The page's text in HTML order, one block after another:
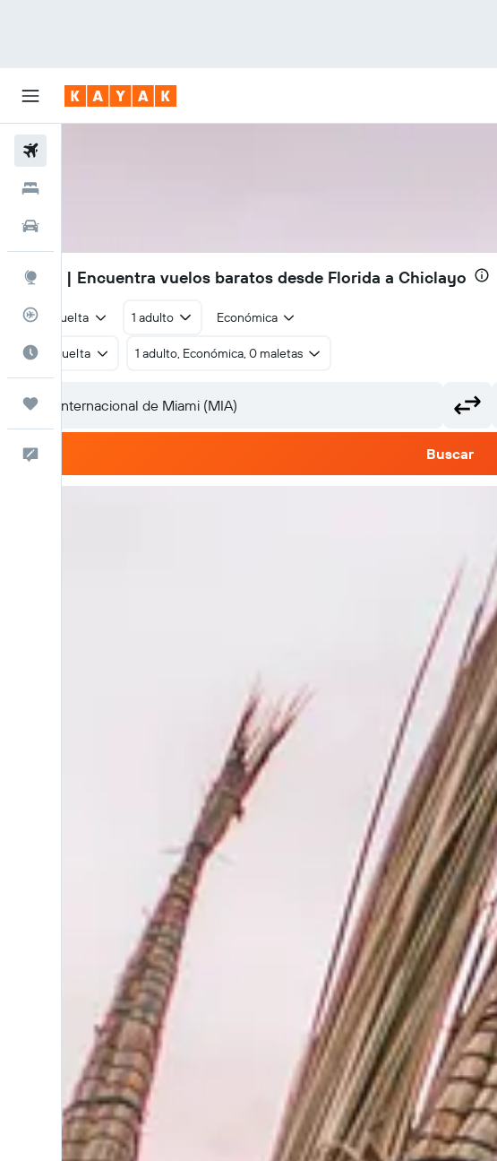
Explore
Rastreador
Cuándo ir
Trips
S/ 819 | Encuentra vuelos baratos desde Florida a Chiclayo
Ida y vuelta 1 adulto Económica
Ida y vuelta 1 adulto, Económica, 0 maletas
Buscar